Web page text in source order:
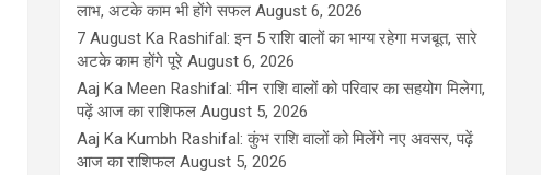
लाभ, अटके काम भी होंगे सफल August 6, 2026
7 August Ka Rashifal: इन 5 राशि वालों का भाग्य रहेगा मजबूत, सारे
अटके काम होंगे पूरे August 6, 2026
Aaj Ka Meen Rashifal: मीन राशि वालों को परिवार का सहयोग मिलेगा,
पढ़ें आज का राशिफल August 5, 2026
Aaj Ka Kumbh Rashifal: कुंभ राशि वालों को मिलेंगे नए अवसर, पढ़ें
आज का राशिफल August 5, 2026